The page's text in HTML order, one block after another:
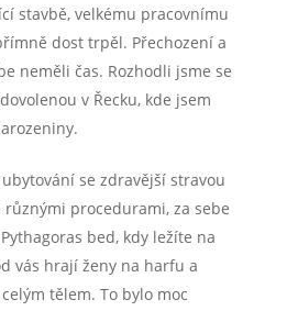
stavbě, velkému pracovnímu
dost trpěl. Přechození a
neměli čas. Rozhodli jsme se
v Řecku, kde jsem
se zdravější stravou
různými procedurami, za sebe
bed, kdy ležíte na
vás hrají ženy na harfu a
tělem. To bylo moc